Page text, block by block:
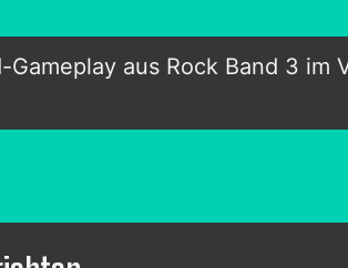
Gameplay aus Rock Band 3 im